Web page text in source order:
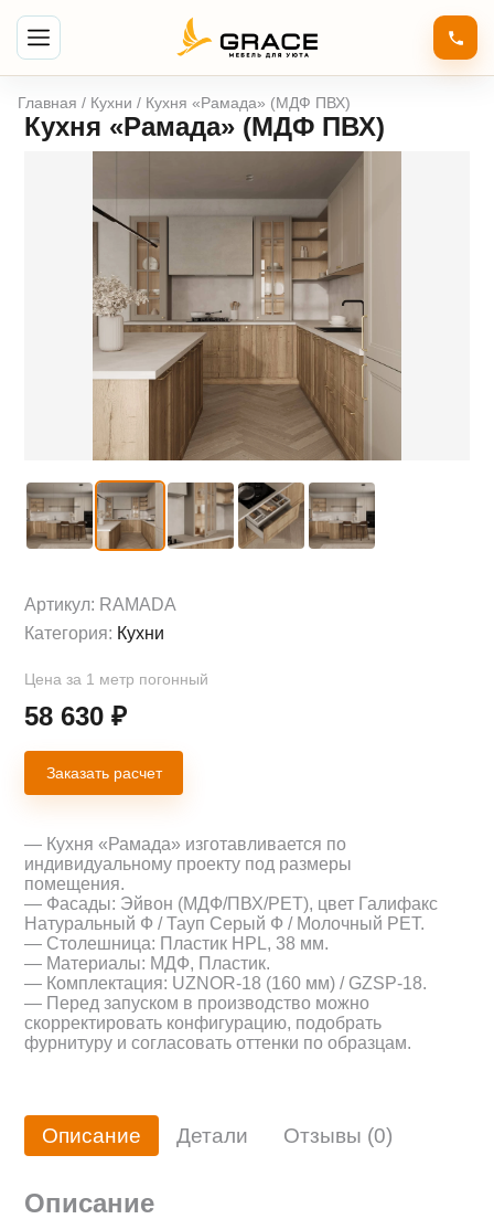
Главная / Кухни / Кухня «Рамада» (МДФ ПВХ)
Кухня «Рамада» (МДФ ПВХ)
Артикул: RAMADA
Категория: Кухни
Цена за 1 метр погонный
58 630₽
Заказать расчет
— Кухня «Рамада» изготавливается по
индивидуальному проекту под размеры
помещения.
— Фасады: Эйвон (МДФ/ПВХ/PET), цвет Галифакс
Натуральный Ф / Тауп Серый Ф / Молочный PET.
— Столешница: Пластик HPL, 38 мм.
— Материалы: МДФ, Пластик.
— Комплектация: UZNOR-18 (160 мм) / GZSP-18.
— Перед запуском в производство можно
скорректировать конфигурацию, подобрать
фурнитуру и согласовать оттенки по образцам.
Описание Детали Отзывы (0)
Описание